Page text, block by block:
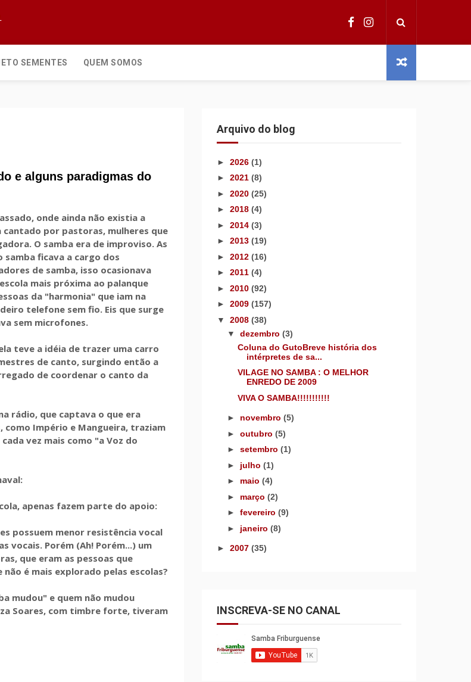
SEMENTES QUEM SOMOS
e alguns paradigmas do
onde ainda não existia a
por pastoras, mulheres que
O samba era de improviso. As
ficava a cargo dos
de samba, isso ocasionava
mais próxima ao palanque
da "harmonia" que iam na
telefone sem fio. Eis que surge
sem microfones.
teve a idéia de trazer uma carro
de canto, surgindo então a
de coordenar o canto da
rádio, que captava o que era
como Império e Mangueira, traziam
vez mais como "a Voz do
apenas fazem parte do apoio:
possuem menor resistência vocal
vocais. Porém (Ah! Porém...) um
que eram as pessoas que
é mais explorado pelas escolas?
mudou" e quem não mudou
Soares, com timbre forte, tiveram
Arquivo do blog
► 2026 (1)
► 2021 (8)
► 2020 (25)
► 2018 (4)
► 2014 (3)
► 2013 (19)
► 2012 (16)
► 2011 (4)
► 2010 (92)
► 2009 (157)
▼ 2008 (38)
▼ dezembro (3)
Coluna do GutoBreve história dos
intérpretes de sa...
VILAGE NO SAMBA : O MELHOR
ENREDO DE 2009
VIVA O SAMBA!!!!!!!!!!!
► novembro (5)
► outubro (5)
► setembro (1)
► julho (1)
► maio (4)
► março (2)
► fevereiro (9)
► janeiro (8)
► 2007 (35)
INSCREVA-SE NO CANAL